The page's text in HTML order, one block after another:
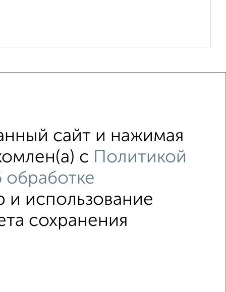
без посредников
сайт и нажимая
с
Политикой
обработке
и использование
сохранения